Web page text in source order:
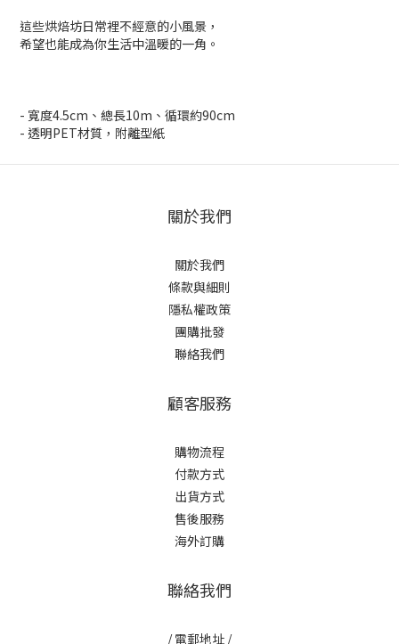
這些烘焙坊日常裡不經意的小風景，
希望也能成為你生活中溫暖的一角。
- 寬度4.5cm、總長10m、循環約90cm
- 透明PET材質，附離型紙
關於我們
關於我們
條款與細則
隱私權政策
團購批發
聯絡我們
顧客服務
購物流程
付款方式
出貨方式
售後服務
海外訂購
聯絡我們
/ 電郵地址 /